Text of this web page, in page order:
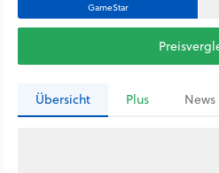
GameStar
Übersicht Plus News